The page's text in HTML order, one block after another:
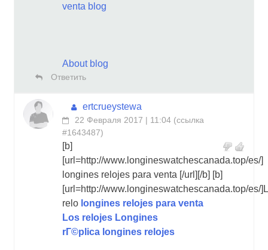
venta blog
About blog
Ответить
ertcrueystewa
22 Февраля 2017 | 11:04 (ссылка
#1643487)
[b]
[url=http://www.longineswatchescanada.top/es/]
longines relojes para venta [/url][/b] [b]
[url=http://www.longineswatchescanada.top/es/
relo longines relojes para venta
Los relojes Longines
rГ©plica longines relojes